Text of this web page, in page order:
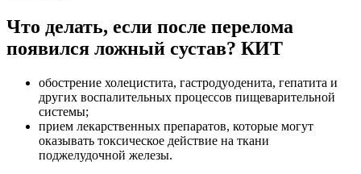
Что делать, если после перелома
появился ложный сустав? КИТ
обострение холецистита, гастродуоденита, гепатита и
других воспалительных процессов пищеварительной
системы;
прием лекарственных препаратов, которые могут
оказывать токсическое действие на ткани
поджелудочной железы.